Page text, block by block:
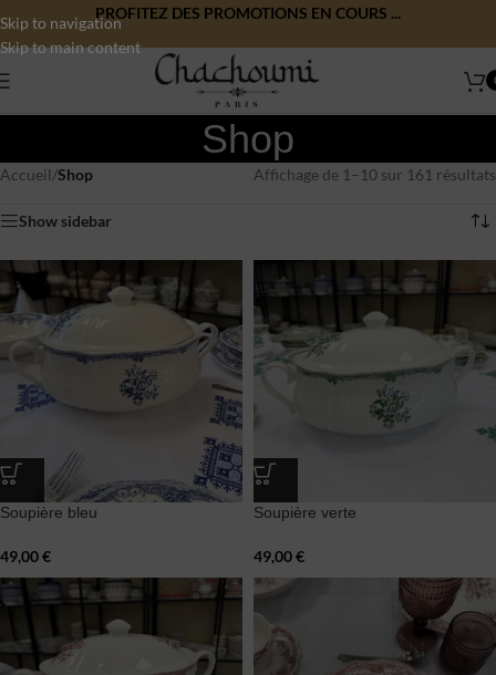
Skip to navigation
Skip to main content
PROFITEZ DES PROMOTIONS EN COURS ...
Shop
Accueil/Shop Affichage de 1–10 sur 161 résultats
Show sidebar
Soupière bleu
49,00€
Soupière verte
49,00€